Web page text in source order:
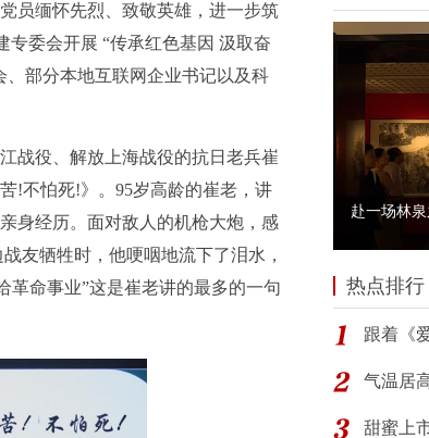
员缅怀先烈、致敬英雄，进一步筑
委会开展 “传承红色基因 汲取奋
部分本地互联网企业书记以及科
役、解放上海战役的抗日老兵崔
!不怕死!》。95岁高龄的崔老，讲
身经历。面对敌人的机枪大炮，感
友牺牲时，他哽咽地流下了泪水，
革命事业”这是崔老讲的最多的一句
热点排行
跟着《
气温居
甜蜜上